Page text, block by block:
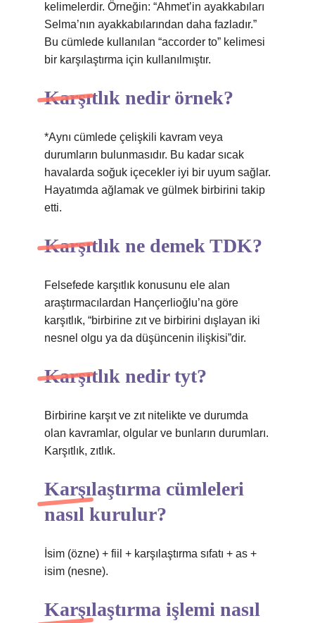
kelimelerdir. Örneğin: “Ahmet’in ayakkabıları
Selma’nın ayakkabılarından daha fazladır.”
Bu cümlede kullanılan “accorder to” kelimesi
bir karşılaştırma için kullanılmıştır.
Karşıtlık nedir örnek?
*Aynı cümlede çelişkili kavram veya
durumların bulunmasıdır. Bu kadar sıcak
havalarda soğuk içecekler iyi bir uyum sağlar.
Hayatımda ağlamak ve gülmek birbirini takip
etti.
Karşıtlık ne demek TDK?
Felsefede karşıtlık konusunu ele alan
araştırmacılardan Hançerlioğlu’na göre
karşıtlık, “birbirine zıt ve birbirini dışlayan iki
nesnel olgu ya da düşüncenin ilişkisi”dir.
Karşıtlık nedir tyt?
Birbirine karşıt ve zıt nitelikte ve durumda
olan kavramlar, olgular ve bunların durumları.
Karşıtlık, zıtlık.
Karşılaştırma cümleleri
nasıl kurulur?
İsim (özne) + fiil + karşılaştırma sıfatı + as +
isim (nesne).
Karşılaştırma işlemi nasıl